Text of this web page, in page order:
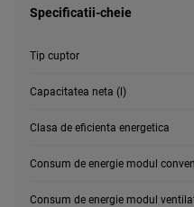
Specificatii-cheie
Tip cuptor
Capacitatea neta (l)
Clasa de eficienta energetica
Consum de energie modul
Consum de energie modul